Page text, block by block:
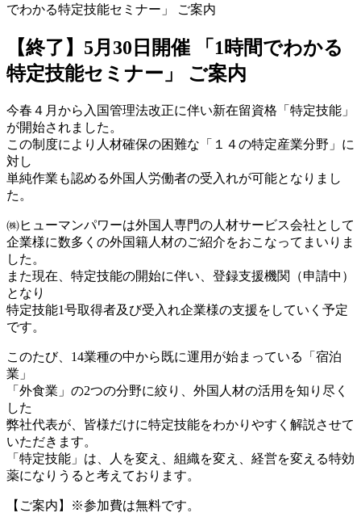
でわかる特定技能セミナー」 ご案内
【終了】5月30日開催 「1時間でわかる
特定技能セミナー」 ご案内
今春４月から入国管理法改正に伴い新在留資格「特定技能」
が開始されました。
この制度により人材確保の困難な「１４の特定産業分野」に
対し
単純作業も認める外国人労働者の受入れが可能となりまし
た。
㈱ヒューマンパワーは外国人専門の人材サービス会社として
企業様に数多くの外国籍人材のご紹介をおこなってまいりま
した。
また現在、特定技能の開始に伴い、登録支援機関（申請中）
となり
特定技能1号取得者及び受入れ企業様の支援をしていく予定
です。
このたび、14業種の中から既に運用が始まっている「宿泊
業」
「外食業」の2つの分野に絞り、外国人材の活用を知り尽く
した
弊社代表が、皆様だけに特定技能をわかりやすく解説させて
いただきます。
「特定技能」は、人を変え、組織を変え、経営を変える特効
薬になりうると考えております。
【ご案内】※参加費は無料です。